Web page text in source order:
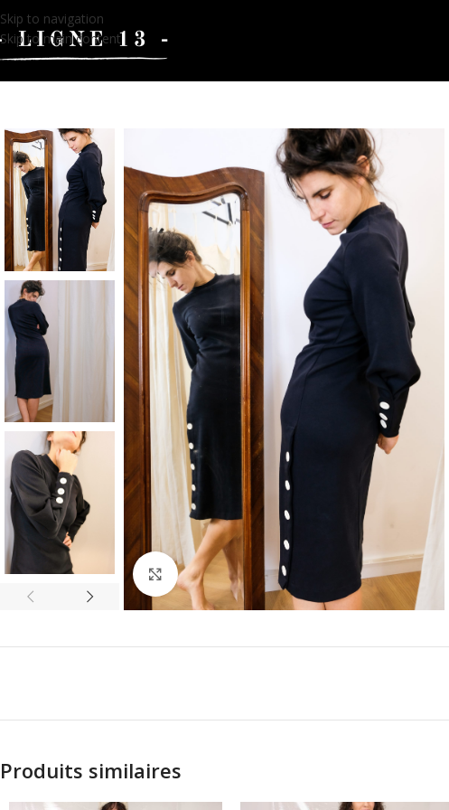
Skip to navigation
Skip to main content
Click to enlarge
Produits similaires